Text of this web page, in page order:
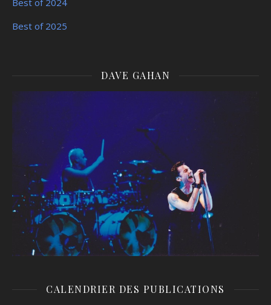
Best of 2024
Best of 2025
DAVE GAHAN
CALENDRIER DES PUBLICATIONS